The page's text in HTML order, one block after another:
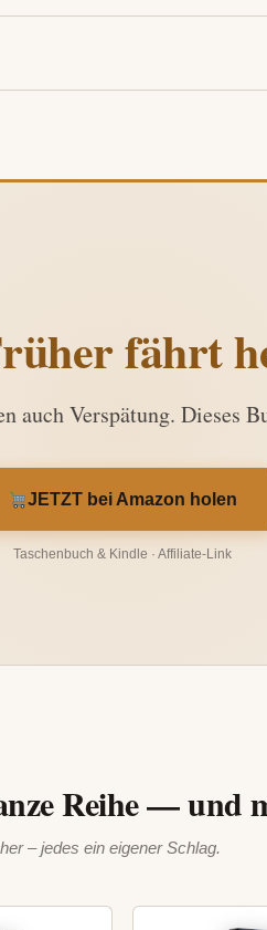
fährt
auch Verspätung. Dieses
JETZT bei Amazon holen
Taschenbuch & Kindle · Affiliate-Link
Reihe — und
– jedes ein eigener Schlag.